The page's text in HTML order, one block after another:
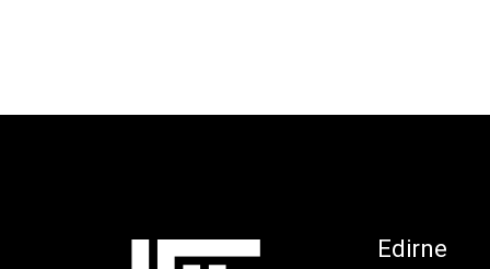
Edirne